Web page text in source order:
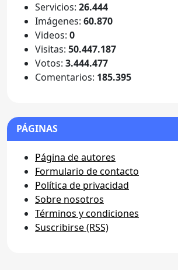
Servicios: 26.444
Imágenes: 60.870
Videos: 0
Visitas: 50.447.187
Votos: 3.444.477
Comentarios: 185.395
PÁGINAS
Página de autores
Formulario de contacto
Política de privacidad
Sobre nosotros
Términos y condiciones
Suscribirse (RSS)